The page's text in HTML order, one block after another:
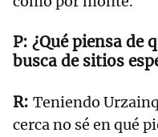
¿Qué piensa de
busca de sitios
Teniendo
cerca no sé en qué